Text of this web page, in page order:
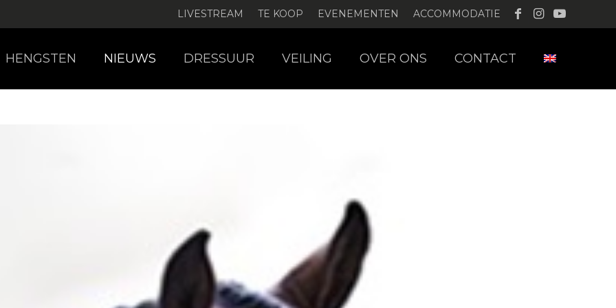
LIVESTREAM TE KOOP EVENEMENTEN ACCOMMODATIE
HENGSTEN NIEUWS DRESSUUR VEILING OVER ONS CONTACT